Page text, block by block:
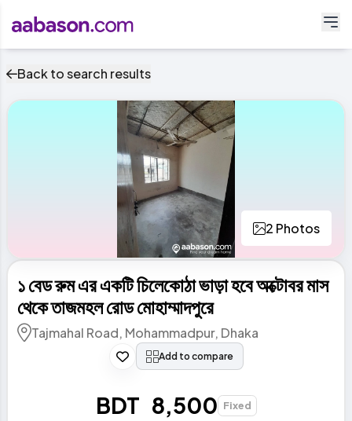
Back to search results
2 Photos
১ বেড রুম এর একটি চিলেকোঠা ভাড়া হবে অক্টোবর মাস
থেকে তাজমহল রোড মোহাম্মাদপুরে
Tajmahal Road, Mohammadpur, Dhaka
Add to compare
BDT 8,500 Fixed